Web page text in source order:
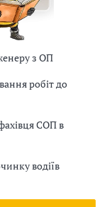
з ОП
робіт до
СОП в
водіїв